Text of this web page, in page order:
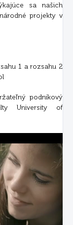
sa našich
projekty v
1 a rozsahu 2
podnikový
University of